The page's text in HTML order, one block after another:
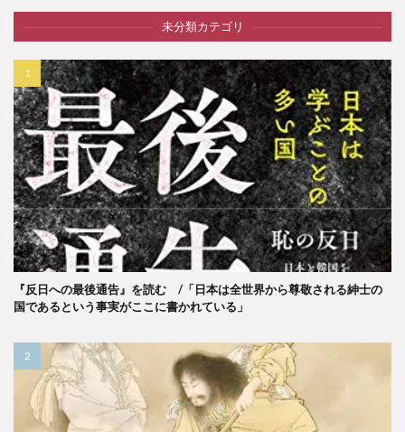
未分類カテゴリ
『反日への最後通告』を読む /「日本は全世界から尊敬される紳士の
国であるという事実がここに書かれている」